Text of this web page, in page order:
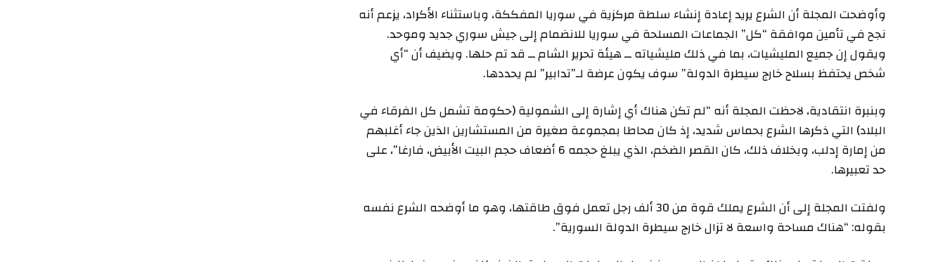
وأوضحت المجلة أن الشرع يريد إعادة إنشاء سلطة مركزية في سوريا المفككة، وباستثناء الأكراد، يزعم أنه
نجح في تأمين موافقة “كل” الجماعات المسلحة في سوريا للانضمام إلى جيش سوري جديد وموحد.
ويقول إن جميع المليشيات، بما في ذلك مليشياته ــ هيئة تحرير الشام ــ قد تم حلها. ويضيف أن “أي
شخص يحتفظ بسلاح خارج سيطرة الدولة” سوف يكون عرضة لـ”تدابير” لم يحددها.
وبنبرة انتقادية، لاحظت المجلة أنه “لم تكن هناك أي إشارة إلى الشمولية (حكومة تشمل كل الفرقاء في
البلاد) التي ذكرها الشرع بحماس شديد، إذ كان محاطا بمجموعة صغيرة من المستشارين الذين جاء أغلبهم
من إمارة إدلب، وبخلاف ذلك، كان القصر الضخم، الذي يبلغ حجمه 6 أضعاف حجم البيت الأبيض، فارغا”، على
حد تعبيرها.
ولفتت المجلة إلى أن الشرع يملك قوة من 30 ألف رجل تعمل فوق طاقتها، وهو ما أوضحه الشرع نفسه
بقوله: “هناك مساحة واسعة لا تزال خارج سيطرة الدولة السورية”.